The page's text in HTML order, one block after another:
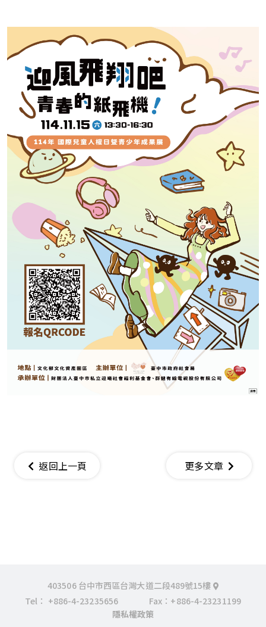
返回上一頁 更多文章
403506 台中市西區台灣大道二段489號15樓
Tel： +886-4-23235656
Fax：+886-4-23231199
隱私權政策